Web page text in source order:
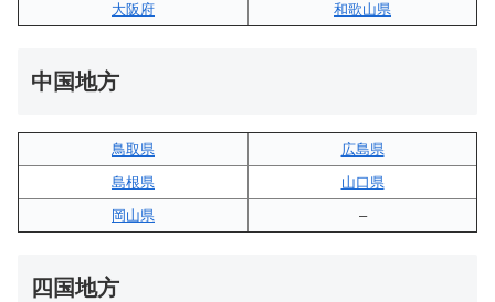
大阪府
和歌山県
中国地方
鳥取県
広島県
島根県
山口県
岡山県
–
四国地方